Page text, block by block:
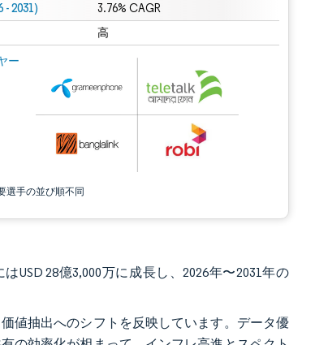
- 2031) 3.76% CAGR
高
ー
選手の並び順不同
。再利用にはCC BY 4.0の表示が必要です。
す。
USD 28億3,000万に成長し、2026年〜2031年の
値抽出へのシフトを反映しています。データ優